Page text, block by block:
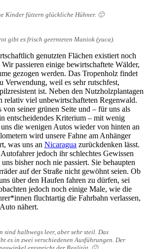
Kinder füttern glückliche Hühner. 🙂
gibt es frisch geernteten Maniok (yuca).
genutzten Flächen existiert noch
passieren einige bewirtschaftete Wälder,
gezogen werden. Das Tropenholz findet
Verwendung, weil es sehr rutschfest,
ist. Neben den Nutzholzplantagen
relativ viel unbewirtschafteten Regenwald.
von seiner grünen Seite und – für uns als
entscheidendes Kriterium – mit wenig
die wenigen Autos wieder von hinten an
wird unsere Fahne am Anhänger
was uns an Nicaragua zurückdenken lässt.
jedoch ihr schlechtes Gewissen
bisher noch nie passiert. Sie behaupten
auf der Straße nicht gewöhnt seien. Ob
über den Haufen fahren zu dürfen, sei
jedoch noch einige Male, wie die
fluchtartig die Fahrbahn verlassen,
nähert.
sind halbwegs leer, aber sehr steil. Das
es in zwei verschiedenen Ausführungen. Der